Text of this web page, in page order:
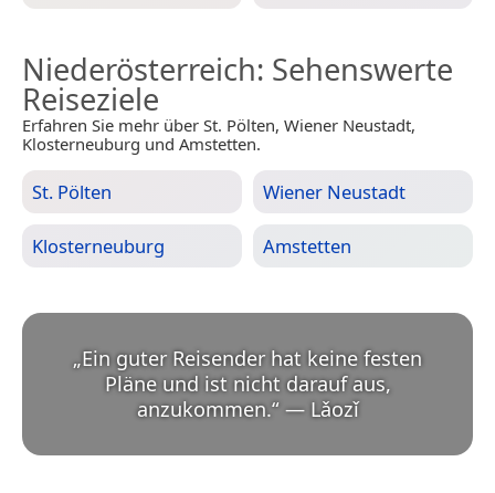
Niederösterreich: Sehenswerte
Reiseziele
Erfahren Sie mehr über St. Pölten, Wiener Neustadt,
Klosterneuburg und Amstetten.
St. Pölten Wiener Neustadt
Klosterneuburg Amstetten
„Ein guter Reisender hat keine festen
Pläne und ist nicht darauf aus,
anzukommen.“ — Lǎozǐ